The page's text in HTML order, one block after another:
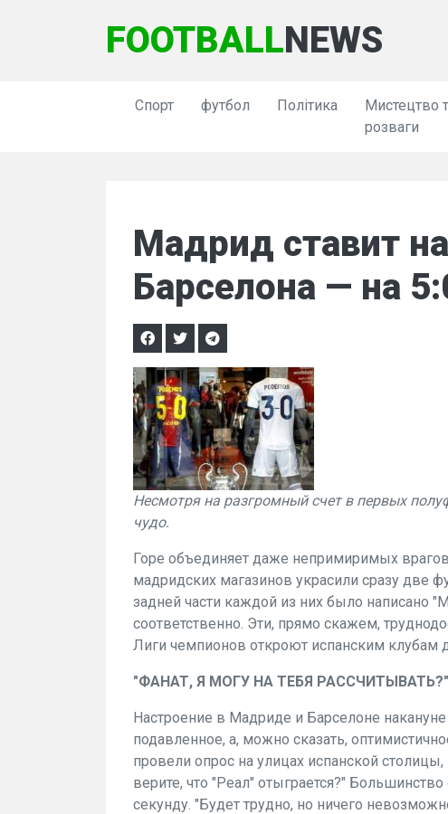
FOOTBALLNEWS
Спорт футбол Політика
Мистецтво
розваги
Мадрид ставит
Барселона — на
Несмотря на разгромный счет в первых
чудо.
Горе объединяет даже непримиримых
мадридских магазинов украсили сразу две
задней части каждой из них было написано
соответственно. Эти, прямо скажем,
Лиги чемпионов откроют испанским клубам
"ФАНАТ, Я МОГУ НА ТЕБЯ РАССЧИТЫВАТЬ?"
Настроение в Мадриде и Барселоне накануне
подавленное, а, можно сказать,
провели опрос на улицах испанской
верите, что "Реал" отыграется?"
секунду. "Будет трудно, но ничего